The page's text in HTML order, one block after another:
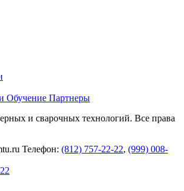
Обучение Партнеры
и сварочных технологий. Все права
Телефон: (812) 757-22-22, (999) 008-